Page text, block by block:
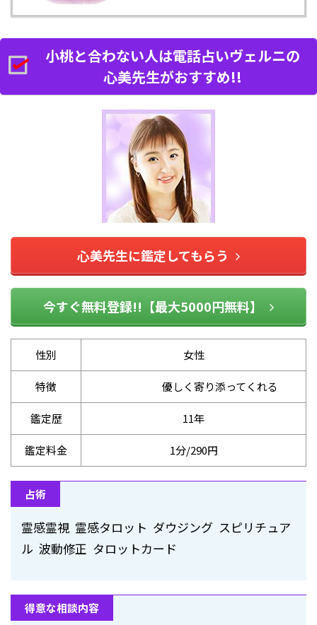
小桃と合わない人は電話占いヴェルニの
心美先生がおすすめ!!
心美先生に鑑定してもらう
今すぐ無料登録!!【最大5000円無料】
性別 女性
特徴 優しく寄り添ってくれる
鑑定歴 11年
鑑定料金 1分/290円
占術
霊感霊視 霊感タロット ダウジング スピリチュア
ル 波動修正 タロットカード
得意な相談内容